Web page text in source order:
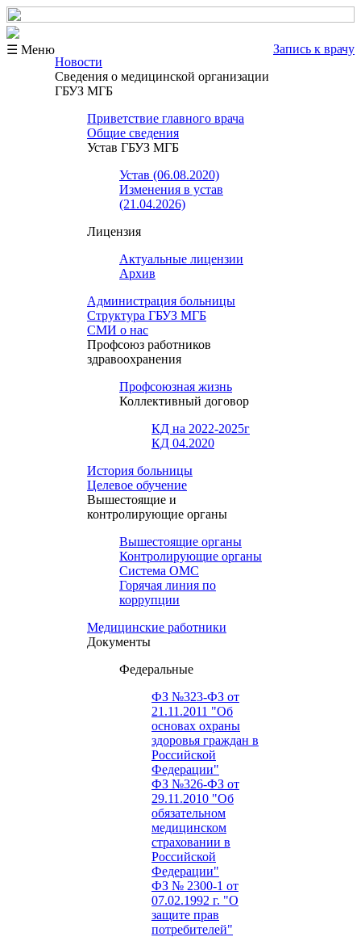
☰ Меню
Запись к врачу
Новости
Сведения о медицинской организации
ГБУЗ МГБ
Приветствие главного врача
Общие сведения
Устав ГБУЗ МГБ
Устав (06.08.2020)
Изменения в устав
(21.04.2026)
Лицензия
Актуальные лицензии
Архив
Администрация больницы
Структура ГБУЗ МГБ
СМИ о нас
Профсоюз работников
здравоохранения
Профсоюзная жизнь
Коллективный договор
КД на 2022-2025г
КД 04.2020
История больницы
Целевое обучение
Вышестоящие и
контролирующие органы
Вышестоящие органы
Контролирующие органы
Система ОМС
Горячая линия по
коррупции
Медицинские работники
Документы
Федеральные
ФЗ №323-ФЗ от
21.11.2011 "Об
основах охраны
здоровья граждан в
Российской
Федерации"
ФЗ №326-ФЗ от
29.11.2010 "Об
обязательном
медицинском
страховании в
Российской
Федерации"
ФЗ № 2300-1 от
07.02.1992 г. "О
защите прав
потребителей"